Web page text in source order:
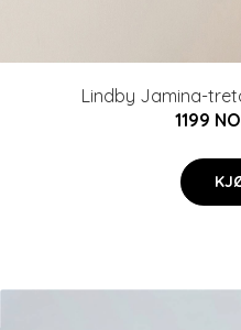
Lindby Jamina-
1199